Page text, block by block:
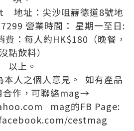
地址：尖沙咀赫德道8號地
營業時間： 星期一至日:
：每人約HK$180（晚餐，
沒點飲料）
以上。
本人之個人意見。 如有產品
合作，可聯絡mag→
mag的FB Page:
cestmag